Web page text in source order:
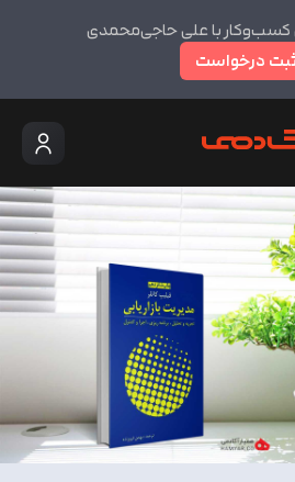
با علی حاجی‌محمدی
ثبت درخواست